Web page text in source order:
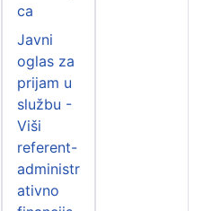
ca
Javni
oglas za
prijam u
službu -
Viši
referent-
administr
ativno